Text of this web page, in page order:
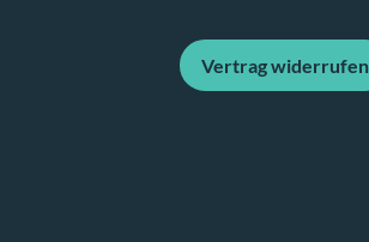
Vertrag widerrufen